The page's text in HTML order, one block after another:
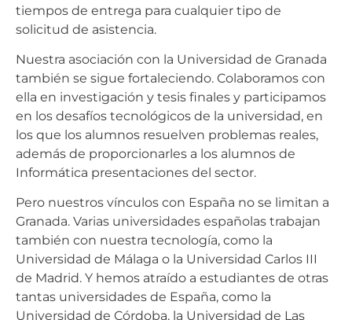
tiempos de entrega para cualquier tipo de
solicitud de asistencia.
Nuestra asociación con la Universidad de Granada
también se sigue fortaleciendo. Colaboramos con
ella en investigación y tesis finales y participamos
en los desafíos tecnológicos de la universidad, en
los que los alumnos resuelven problemas reales,
además de proporcionarles a los alumnos de
Informática presentaciones del sector.
Pero nuestros vínculos con España no se limitan a
Granada. Varias universidades españolas trabajan
también con nuestra tecnología, como la
Universidad de Málaga o la Universidad Carlos III
de Madrid. Y hemos atraído a estudiantes de otras
tantas universidades de España, como la
Universidad de Córdoba, la Universidad de Las